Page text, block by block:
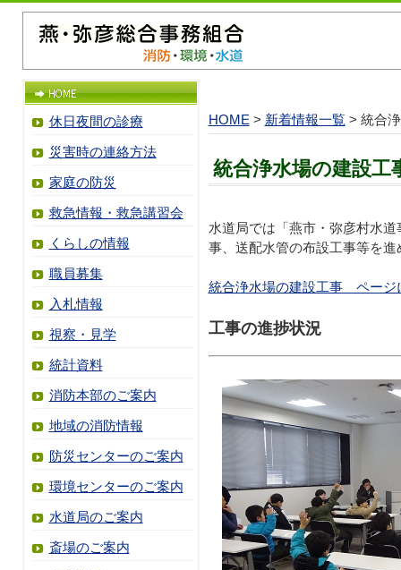
休日夜間の診療
災害時の連絡方法
家庭の防災
救急情報・救急講習会
くらしの情報
職員募集
入札情報
視察・見学
統計資料
消防本部のご案内
地域の消防情報
防災センターのご案内
環境センターのご案内
水道局のご案内
斎場のご案内
HOME > 新着情報一覧> 統合
統合浄水場の建設
水道局では「燕市・弥彦村水
事、送配水管の布設工事等を進
統合浄水場の建設工事 ページ
工事の進捗状況